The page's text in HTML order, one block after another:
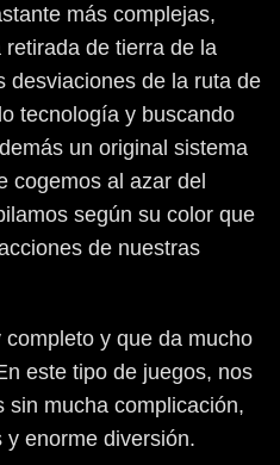
más complejas,
de tierra de la
desviaciones de la ruta de
tecnología y buscando
un original sistema
cogemos al azar del
según su color que
de nuestras
y que da mucho
este tipo de juegos, nos
sin mucha complicación,
enorme diversión.